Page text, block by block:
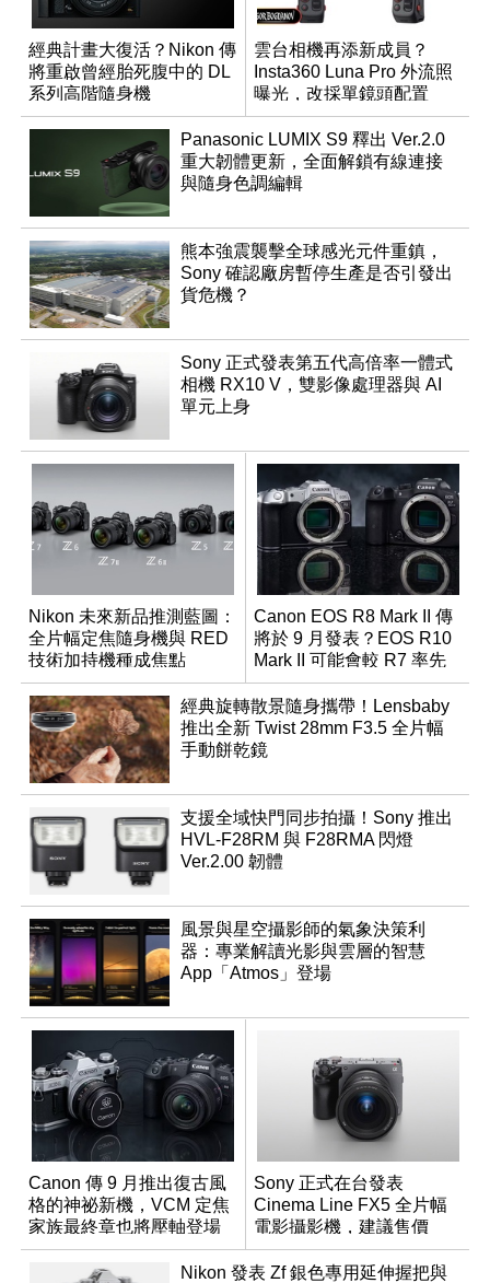
經典計畫大復活？Nikon 傳
將重啟曾經胎死腹中的 DL
系列高階隨身機
雲台相機再添新成員？
Insta360 Luna Pro 外流照
曝光，改採單鏡頭配置
Panasonic LUMIX S9 釋出 Ver.2.0
重大韌體更新，全面解鎖有線連接
與隨身色調編輯
熊本強震襲擊全球感光元件重鎮，
Sony 確認廠房暫停生產是否引發出
貨危機？
Sony 正式發表第五代高倍率一體式
相機 RX10 V，雙影像處理器與 AI
單元上身
Nikon 未來新品推測藍圖：
全片幅定焦隨身機與 RED
技術加持機種成焦點
Canon EOS R8 Mark II 傳
將於 9 月發表？EOS R10
Mark II 可能會較 R7 率先
推出
經典旋轉散景隨身攜帶！Lensbaby
推出全新 Twist 28mm F3.5 全片幅
手動餅乾鏡
支援全域快門同步拍攝！Sony 推出
HVL-F28RM 與 F28RMA 閃燈
Ver.2.00 韌體
風景與星空攝影師的氣象決策利
器：專業解讀光影與雲層的智慧
App「Atmos」登場
Canon 傳 9 月推出復古風
格的神祕新機，VCM 定焦
家族最終章也將壓軸登場
Sony 正式在台發表
Cinema Line FX5 全片幅
電影攝影機，建議售價
NT$144,980
Nikon 發表 Zf 銀色專用延伸握把與